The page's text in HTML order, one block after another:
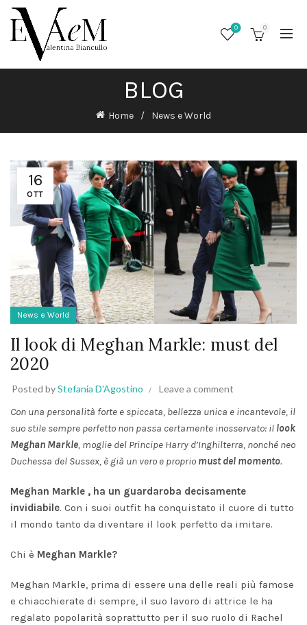
0 0
BLOG
Home News e World
16
OTT
News e World
Il look di Meghan Markle: must del
2020
Posted byStefania D'Agostino Leave a comment
Con una personalità forte e spiccata, bellezza unica e incantevole, il
suo stile sempre perfetto non passa certamente inosservato: il look
Meghan Markle, moglie del Principe Harry d’Inghilterra, nonché neo
Duchessa del Sussex, è già un vero e proprio must del momento.
Meghan Markle , ha un guardaroba decisamente
invidiabile. Con i suoi outfit ha conquistato il cuore di tutto
il mondo tanto da diventare il look perfetto da imitare.
Chi è Meghan Markle?
Meghan Markle, prima di essere una delle reali più famose
e chiacchierate di sempre, il suo lavoro di attrice le ha
regalato popolarità soprattutto per il suo ruolo di Rachel